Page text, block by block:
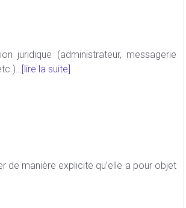
juridique (administrateur, messagerie
[lire la suite]
manière explicite qu’elle a pour objet